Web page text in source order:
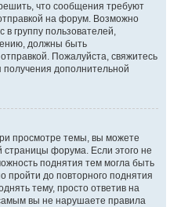
что сообщения требуют
на форум. Возможно
в группу пользователей,
должны быть
Пожалуйста, свяжитесь
дополнительной
просмотре темы, вы можете
страницы форума. Если этого не
поднятия тем могла быть
пройти до повторного поднятия
тему, просто ответив на
вы не нарушаете правила